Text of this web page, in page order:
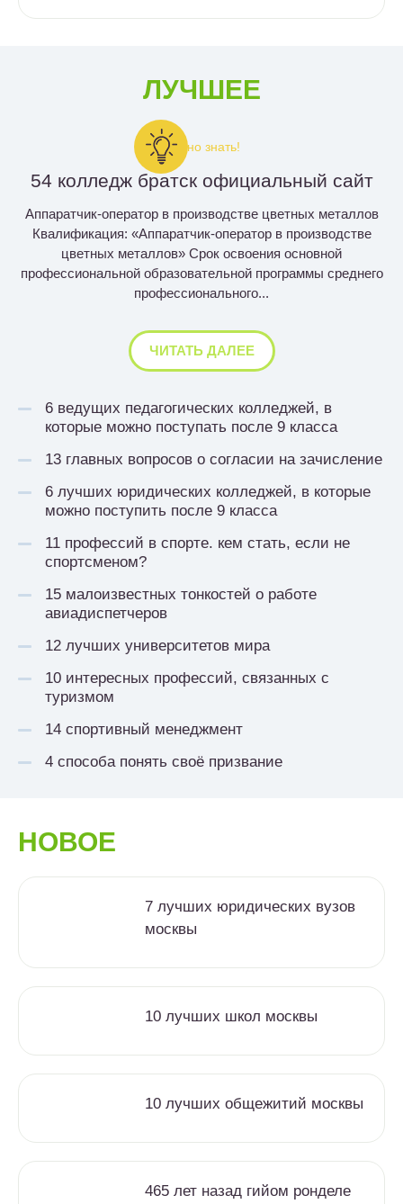
ЛУЧШЕЕ
Важно знать!
54 колледж братск официальный сайт
Аппаратчик-оператор в производстве цветных металлов
Квалификация: «Аппаратчик-оператор в производстве
цветных металлов» Срок освоения основной
профессиональной образовательной программы среднего
профессионального...
ЧИТАТЬ ДАЛЕЕ
6 ведущих педагогических колледжей, в
которые можно поступать после 9 класса
13 главных вопросов о согласии на зачисление
6 лучших юридических колледжей, в которые
можно поступить после 9 класса
11 профессий в спорте. кем стать, если не
спортсменом?
15 малоизвестных тонкостей о работе
авиадиспетчеров
12 лучших университетов мира
10 интересных профессий, связанных с
туризмом
14 спортивный менеджмент
4 способа понять своё призвание
НОВОЕ
7 лучших юридических вузов
москвы
10 лучших школ москвы
10 лучших общежитий москвы
465 лет назад гийом ронделе